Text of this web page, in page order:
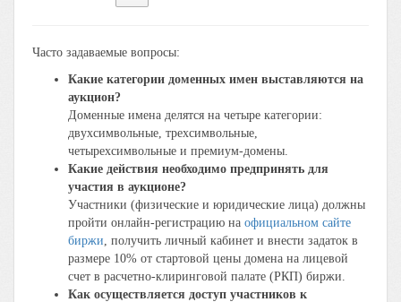
Часто задаваемые вопросы:
Какие категории доменных имен выставляются на
аукцион?
Доменные имена делятся на четыре категории:
двухсимвольные, трехсимвольные,
четырехсимвольные и премиум-домены.
Какие действия необходимо предпринять для
участия в аукционе?
Участники (физические и юридические лица) должны
пройти онлайн-регистрацию на официальном сайте
биржи, получить личный кабинет и внести задаток в
размере 10% от стартовой цены домена на лицевой
счет в расчетно-клиринговой палате (РКП) биржи.
Как осуществляется доступ участников к